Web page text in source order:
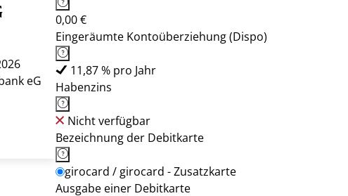
eG
0,00 €
Eingeräumte Kontoüberziehung (Dispo)
11,87 % pro Jahr
Habenzins
Nicht verfügbar
Bezeichnung der Debitkarte
girocard / girocard - Zusatzkarte
Ausgabe einer Debitkarte